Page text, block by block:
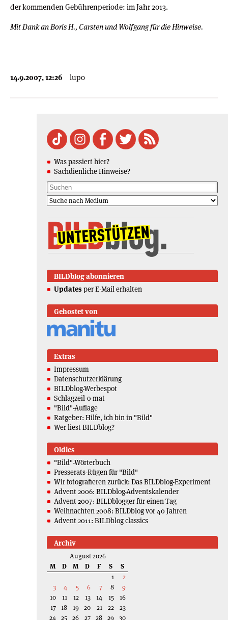
der kommenden Gebührenperiode: im Jahr 2013.
Mit Dank an Boris H., Carsten und Wolfgang für die Hinweise.
14.9.2007, 12:26 lupo
Was passiert hier?
Sachdienliche Hinweise?
BILDblog abonnieren
Updates per E-Mail erhalten
Gehostet von
Extras
Impressum
Datenschutzerklärung
BILDblog-Werbespot
Schlagzeil-o-mat
"Bild"-Auflage
Ratgeber: Hilfe, ich bin in "Bild"
Wer liest BILDblog?
Oldies
"Bild"-Wörterbuch
Presserats-Rügen für "Bild"
Wir fotografieren zurück: Das BILDblog-Experiment
Advent 2006: BILDblog-Adventskalender
Advent 2007: BILDblogger für einen Tag
Weihnachten 2008: BILDblog vor 40 Jahren
Advent 2011: BILDblog classics
Archiv
August 2026
M
D M D F S
S
1
2
3
4 5 6 7 8
9
10
11 12 13 14 15
16
17 18 19 20 21 22
23
24 25 26 27 28 29 30